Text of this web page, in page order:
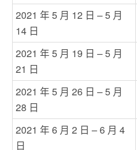
2021 年 5 月 12 日 – 5 月
14 日
2021 年 5 月 19 日 – 5 月
21 日
2021 年 5 月 26 日 – 5 月
28 日
2021 年 6 月 2 日 – 6 月 4
日